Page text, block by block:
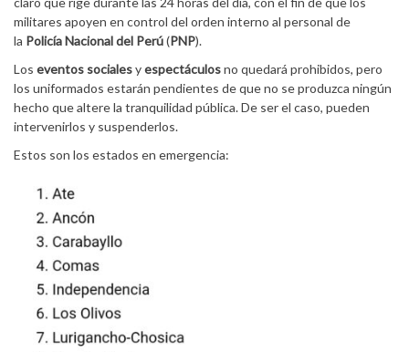
militares apoyen en control del orden interno al personal de
la Policía Nacional del Perú(PNP).
Los eventos socialesyespectáculosno quedará prohibidos, pero
los uniformados estarán pendientes de que no se produzca ningún
hecho que altere la tranquilidad pública. De ser el caso, pueden
intervenirlos y suspenderlos.
Estos son los estados en emergencia: